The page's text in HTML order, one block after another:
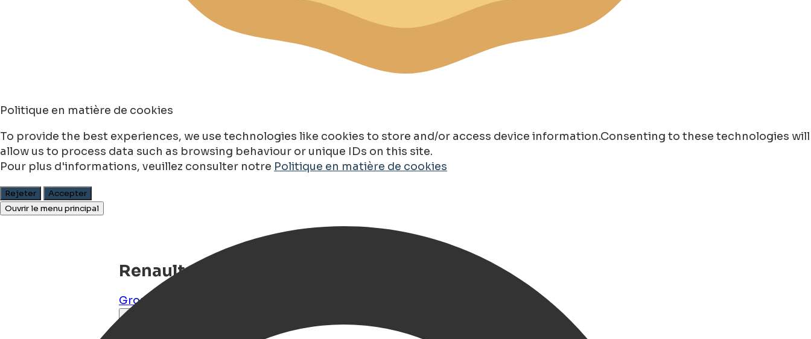
Politique en matière de cookies
To provide the best experiences, we use technologies like cookies to store and/or access device information.Consenting to these technologies will
allow us to process data such as browsing behaviour or unique IDs on this site.
Pour plus d'informations, veuillez consulter notre Politique en matière de cookies
Rejeter
Accepter
Ouvrir le menu principal
Renault 4 TL Groen
Groningen